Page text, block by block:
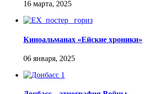
Киноальманах «Ейские хроники»